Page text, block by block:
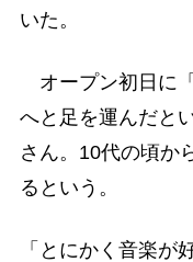
いた。
オープン初日に
へと足を運んだと
さん。10代の頃か
るという。
「とにかく音楽が